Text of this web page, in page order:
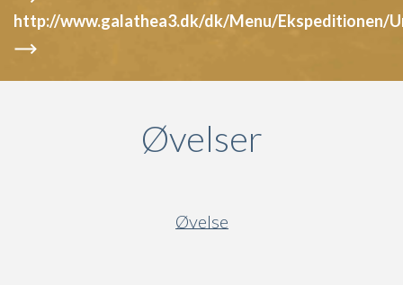
http://www.galathea3.dk/dk/Menu/Ekspeditionen/
Øvelser
Øvelse